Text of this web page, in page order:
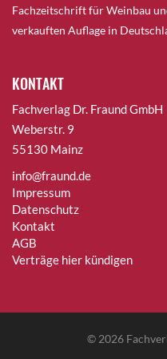
Fachzeitschrift für Weinbau
verkauften Auflage in
KONTAKT
Fachverlag Dr. Fraund GmbH
Weberstr. 9
55130 Mainz
info@fraund.de
Impressum
Datenschutz
Kontakt
AGB
Verträge hier kündigen
© 2026